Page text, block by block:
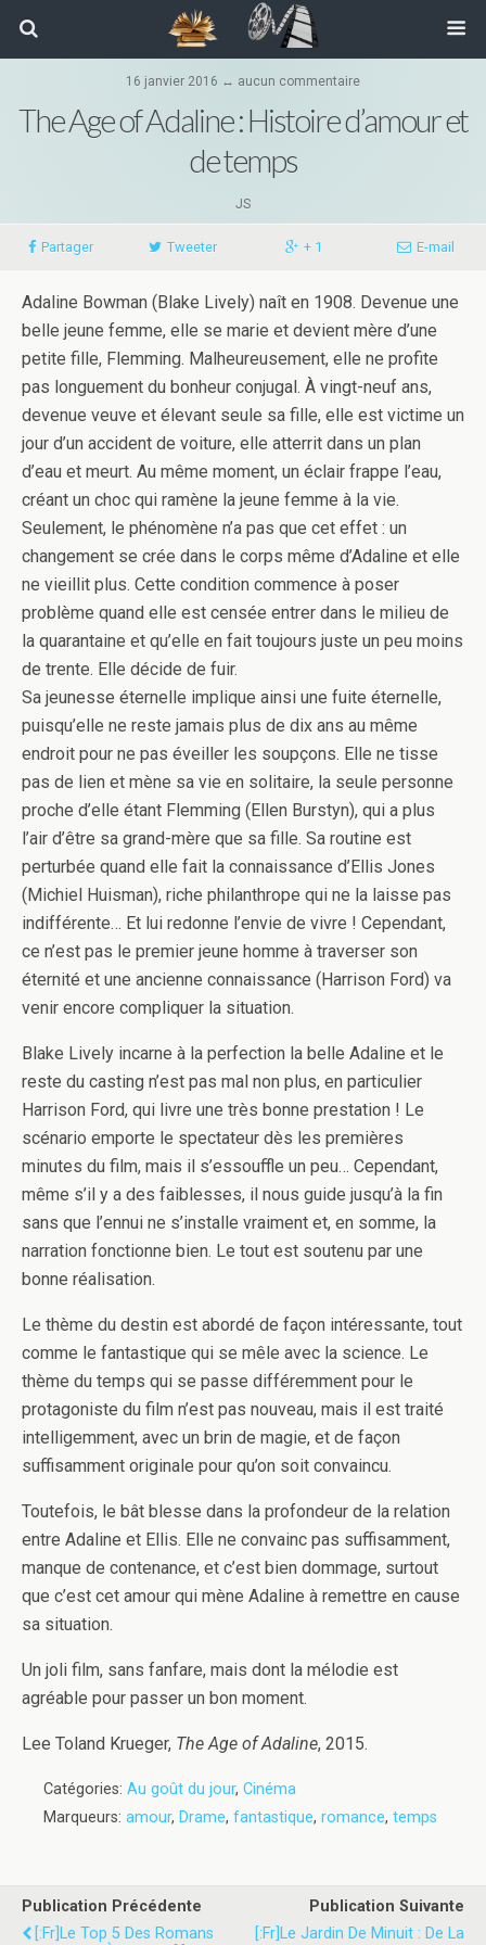
16 janvier 2016 ↔ aucun commentaire
The Age of Adaline : Histoire d’amour et
de temps
JS
Partager Tweeter + 1 E-mail
Adaline Bowman (Blake Lively) naît en 1908. Devenue une
belle jeune femme, elle se marie et devient mère d’une
petite fille, Flemming. Malheureusement, elle ne profite
pas longuement du bonheur conjugal. À vingt-neuf ans,
devenue veuve et élevant seule sa fille, elle est victime un
jour d’un accident de voiture, elle atterrit dans un plan
d’eau et meurt. Au même moment, un éclair frappe l’eau,
créant un choc qui ramène la jeune femme à la vie.
Seulement, le phénomène n’a pas que cet effet : un
changement se crée dans le corps même d’Adaline et elle
ne vieillit plus. Cette condition commence à poser
problème quand elle est censée entrer dans le milieu de
la quarantaine et qu’elle en fait toujours juste un peu moins
de trente. Elle décide de fuir.
Sa jeunesse éternelle implique ainsi une fuite éternelle,
puisqu’elle ne reste jamais plus de dix ans au même
endroit pour ne pas éveiller les soupçons. Elle ne tisse
pas de lien et mène sa vie en solitaire, la seule personne
proche d’elle étant Flemming (Ellen Burstyn), qui a plus
l’air d’être sa grand-mère que sa fille. Sa routine est
perturbée quand elle fait la connaissance d’Ellis Jones
(Michiel Huisman), riche philanthrope qui ne la laisse pas
indifférente… Et lui redonne l’envie de vivre ! Cependant,
ce n’est pas le premier jeune homme à traverser son
éternité et une ancienne connaissance (Harrison Ford) va
venir encore compliquer la situation.
Blake Lively incarne à la perfection la belle Adaline et le
reste du casting n’est pas mal non plus, en particulier
Harrison Ford, qui livre une très bonne prestation ! Le
scénario emporte le spectateur dès les premières
minutes du film, mais il s’essouffle un peu… Cependant,
même s’il y a des faiblesses, il nous guide jusqu’à la fin
sans que l’ennui ne s’installe vraiment et, en somme, la
narration fonctionne bien. Le tout est soutenu par une
bonne réalisation.
Le thème du destin est abordé de façon intéressante, tout
comme le fantastique qui se mêle avec la science. Le
thème du temps qui se passe différemment pour le
protagoniste du film n’est pas nouveau, mais il est traité
intelligemment, avec un brin de magie, et de façon
suffisamment originale pour qu’on soit convaincu.
Toutefois, le bât blesse dans la profondeur de la relation
entre Adaline et Ellis. Elle ne convainc pas suffisamment,
manque de contenance, et c’est bien dommage, surtout
que c’est cet amour qui mène Adaline à remettre en cause
sa situation.
Un joli film, sans fanfare, mais dont la mélodie est
agréable pour passer un bon moment.
Lee Toland Krueger, The Age of Adaline, 2015.
Catégories: Au goût du jour, Cinéma
Marqueurs: amour, Drame, fantastique, romance, temps
Publication Précédente
[:fr]Le Top 5 Des Romans
Publication Suivante
[:fr]Le Jardin De Minuit : De La